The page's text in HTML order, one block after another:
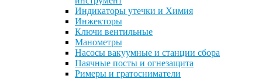
Индикаторы утечки и Химия
Инжекторы
Ключи вентильные
Манометры
Насосы вакуумные и станции сбора
Паячные посты и огнезащита
Римеры и гратосниматели